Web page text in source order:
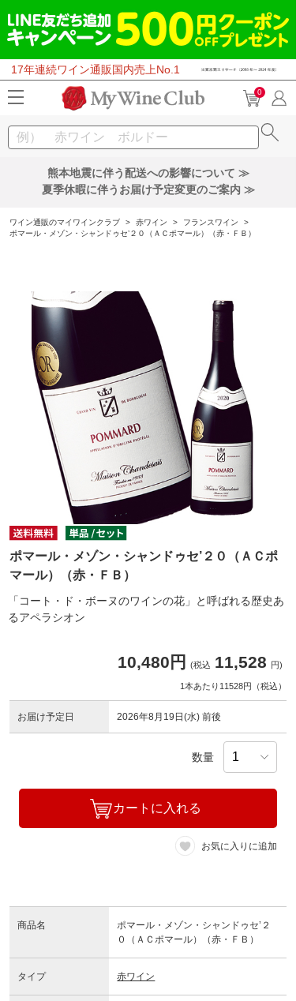
17年連続ワイン通販国内売上No.1
0
熊本地震に伴う配送への影響について ≫
夏季休暇に伴うお届け予定変更のご案内 ≫
ワイン通販のマイワインクラブ > 赤ワイン > フランスワイン
>
ポマール・メゾン・シャンドゥセ’２０（ＡＣポマール）（赤・ＦＢ）
ポマール・メゾン・シャンドゥセ’２０（ＡＣポ
マール）（赤・ＦＢ）
「コート・ド・ボーヌのワインの花」と呼ばれる歴史あ
るアペラシオン
10,480円 (税込 11,528 円)
1本あたり11528円（税込）
お届け予定日 2026年8月19日(水) 前後
数量
カートに入れる
お気に入りに追加
商品名
ポマール・メゾン・シャンドゥセ’２
０（ＡＣポマール）（赤・ＦＢ）
タイプ 赤ワイン